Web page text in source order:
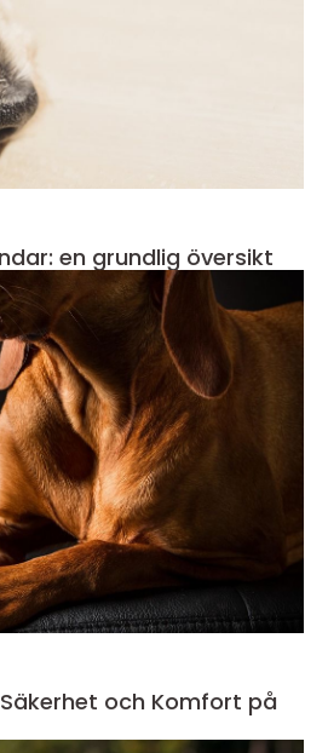
en grundlig översikt
och Komfort på